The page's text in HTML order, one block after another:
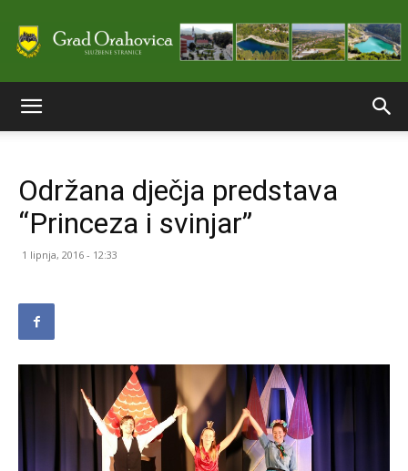
stranice
Održana dječja predstava
“Princeza i svinjar”
1 lipnja, 2016 - 12:33